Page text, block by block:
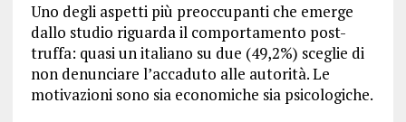
Uno degli aspetti più preoccupanti che emerge
dallo studio riguarda il comportamento post-
truffa: quasi un italiano su due (49,2%) sceglie di
non denunciare l’accaduto alle autorità. Le
motivazioni sono sia economiche sia psicologiche.